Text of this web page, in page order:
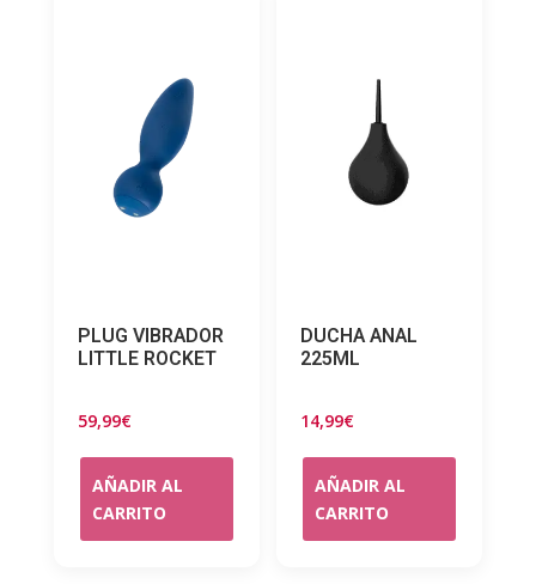
PLUG VIBRADOR
LITTLE ROCKET
59,99€
AÑADIR AL
CARRITO
DUCHA ANAL
225ML
14,99€
AÑADIR AL
CARRITO